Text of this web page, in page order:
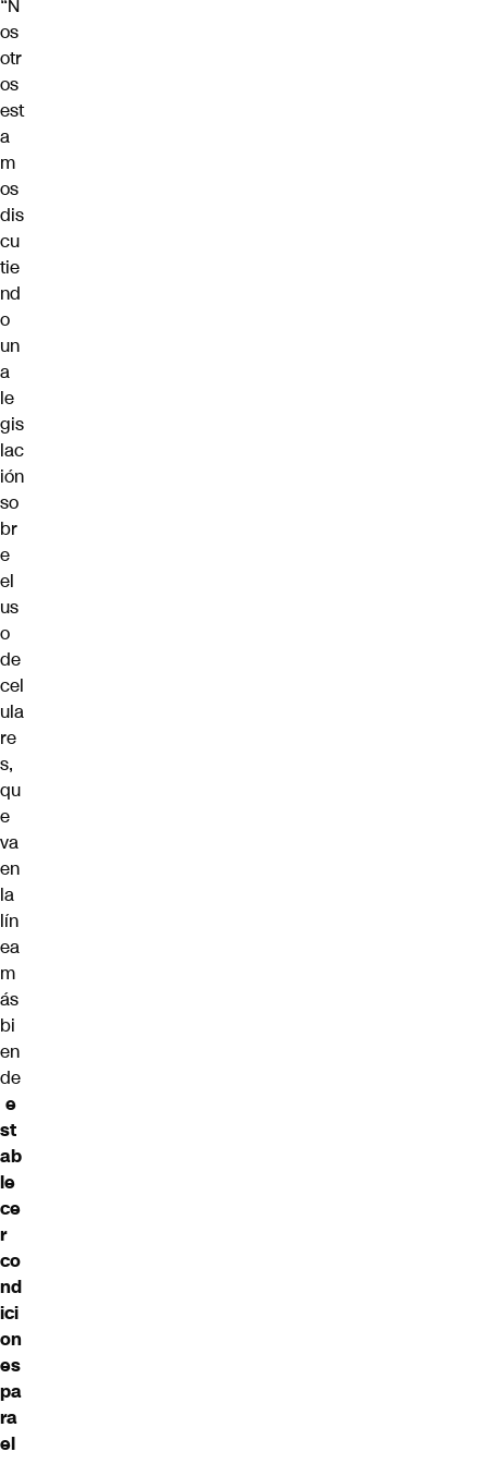
“N
os
otr
os
est
a
m
os
dis
cu
tie
nd
o
un
a
le
gis
lac
ión
so
br
e
el
us
o
de
cel
ula
re
s,
qu
e
va
en
la
lín
ea
m
ás
bi
en
de
e
st
ab
le
ce
r
co
nd
ici
on
es
pa
ra
el